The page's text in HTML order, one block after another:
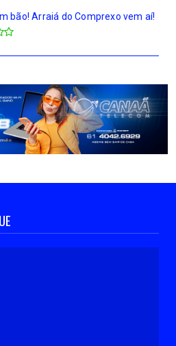
bão! Arraiá do Comprexo vem aí!